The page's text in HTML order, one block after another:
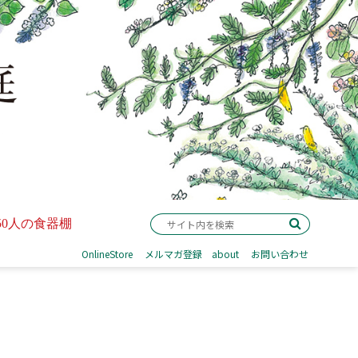
人の食器棚
OnlineStore メルマガ登録 about お問い合わせ